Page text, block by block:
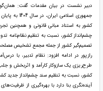
دبیر نشست در بیان مقدمات گفت:
جمهوری
چشم‌انداز کشور، نسبت به تنظیم نظام‌نامه
تصمیم‌گیر کشور از جمله مجمع تشخیص مصلحت
رازپور در ادامه افزود: نظام تدبیر، با
طرح‌ریزی یک سازوکار کارآمد و اثربخش و
کشور، نسبت به تنظیم سند چشم‌انداز جدید
آینده‌نگری بنا دارد با بهره‌گیری از